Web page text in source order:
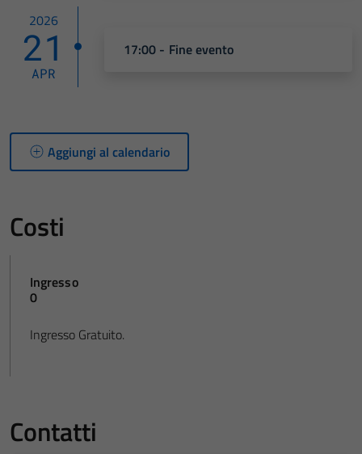
2026
21
APR
17:00 - Fine evento
Aggiungi al calendario
Costi
Ingresso
0
Ingresso Gratuito.
Contatti